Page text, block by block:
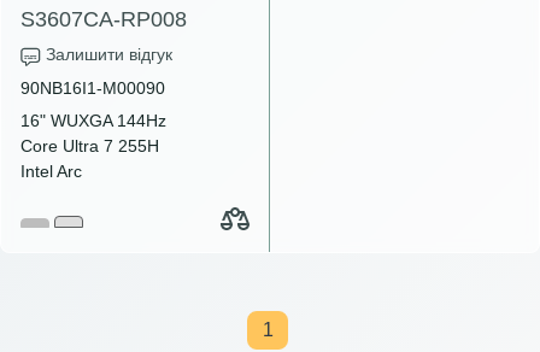
S3607CA-RP008
Залишити відгук
90NB16I1-M00090
16" WUXGA 144Hz
Core Ultra 7 255H
Intel Arc
1